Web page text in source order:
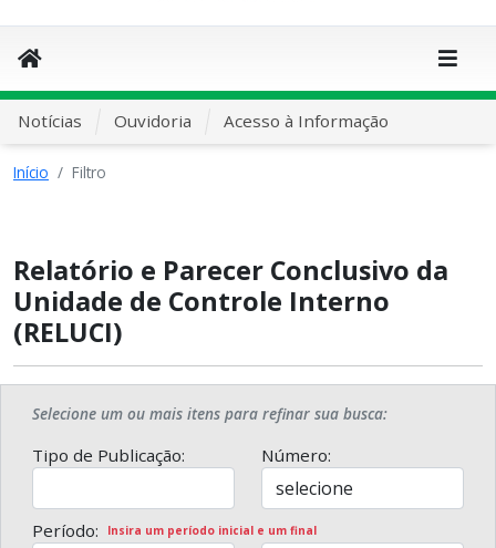
Notícias Ouvidoria Acesso à Informação
Início Filtro
Relatório e Parecer Conclusivo da
Unidade de Controle Interno
(RELUCI)
Selecione um ou mais itens para refinar sua busca:
Tipo de Publicação: Número:
Período: Insira um período inicial e um final